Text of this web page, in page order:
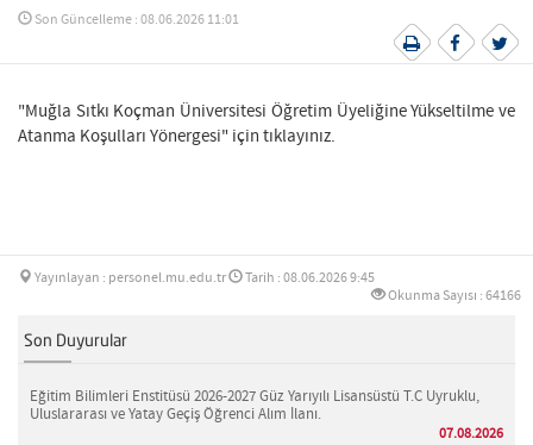
Son Güncelleme : 08.06.2026 11:01
"Muğla Sıtkı Koçman Üniversitesi Öğretim Üyeliğine Yükseltilme ve
Atanma Koşulları Yönergesi" için tıklayınız.
Yayınlayan : personel.mu.edu.tr
Tarih : 08.06.2026 9:45
Okunma Sayısı : 64166
Son Duyurular
Eğitim Bilimleri Enstitüsü 2026-2027 Güz Yarıyılı Lisansüstü T.C Uyruklu,
Uluslararası ve Yatay Geçiş Öğrenci Alım İlanı.
07.08.2026